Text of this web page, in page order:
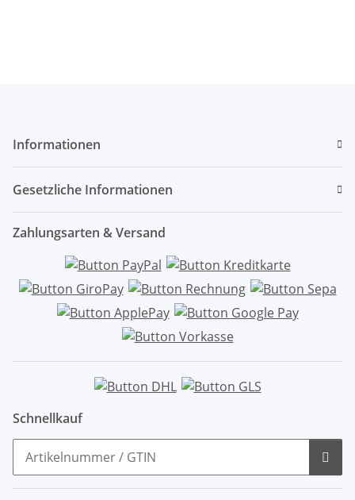
Informationen
Gesetzliche Informationen
Zahlungsarten & Versand
Schnellkauf